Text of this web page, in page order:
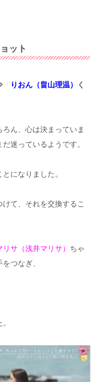
ット
りおん（畠山理温）
く
ろん、心は決まっていま
だ迷っているようです。
になりました。
て、それを交換するこ
リサ（浅井マリサ） ちゃ
つなぎ、